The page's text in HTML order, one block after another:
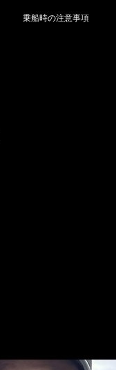
乗船時の注意事項